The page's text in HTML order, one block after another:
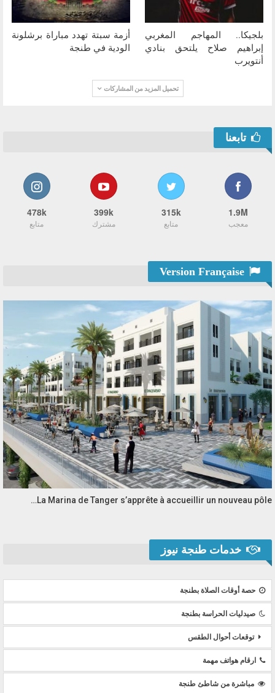
بلجيكا.. المهاجم المغربي
إبراهيم صلاح يلتحق بنادي
أنتويرب
أزمة سبتة تهدد مباراة برشلونة
الودية في طنجة
تحميل المزيد من المشاركات
تابعنا
1.9M
معجب
315k
متابع
399k
مشترك
478k
متابع
La Marina de Tanger s’apprête à accueillir un nouveau pôle…
خدمات طنجة نيوز
حصة أوقات الصلاة بطنجة
صيدليات الحراسة بطنجة
توقعات أحوال الطقس
ارقام هواتف مهمة
مباشرة من شاطئ طنجة